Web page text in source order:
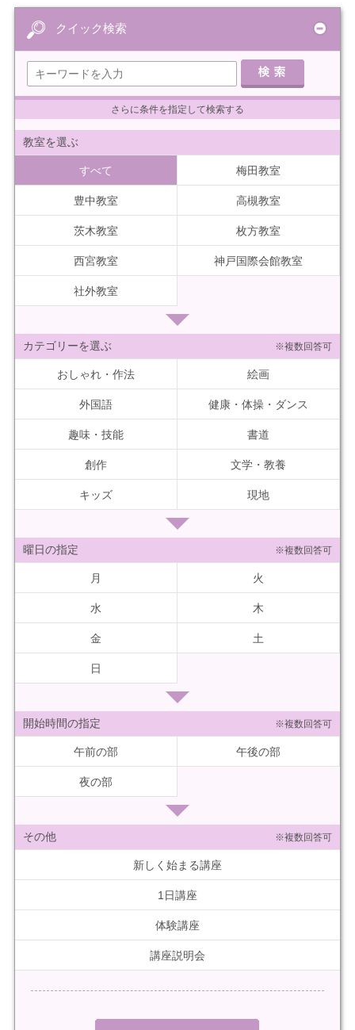
クイック検索
さらに条件を指定して検索する
教室を選ぶ
すべて 梅田教室
豊中教室 高槻教室
茨木教室 枚方教室
西宮教室 神戸国際会館教室
社外教室
カテゴリーを選ぶ ※複数回答可
おしゃれ・作法 絵画
外国語 健康・体操・ダンス
趣味・技能 書道
創作 文学・教養
キッズ 現地
曜日の指定 ※複数回答可
月 火
水 木
金 土
日
開始時間の指定 ※複数回答可
午前の部 午後の部
夜の部
その他 ※複数回答可
新しく始まる講座
1日講座
体験講座
講座説明会